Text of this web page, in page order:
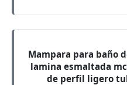
Mampara para baño
lamina esmaltada
de perfil ligero